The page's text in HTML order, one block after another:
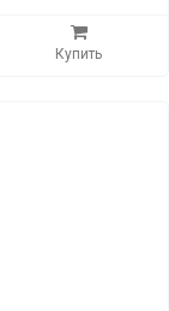
Купить